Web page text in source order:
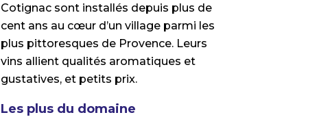
Cotignac sont installés depuis plus de
cent ans au cœur d’un village parmi les
plus pittoresques de Provence. Leurs
vins allient qualités aromatiques et
gustatives, et petits prix.
Les plus du domaine